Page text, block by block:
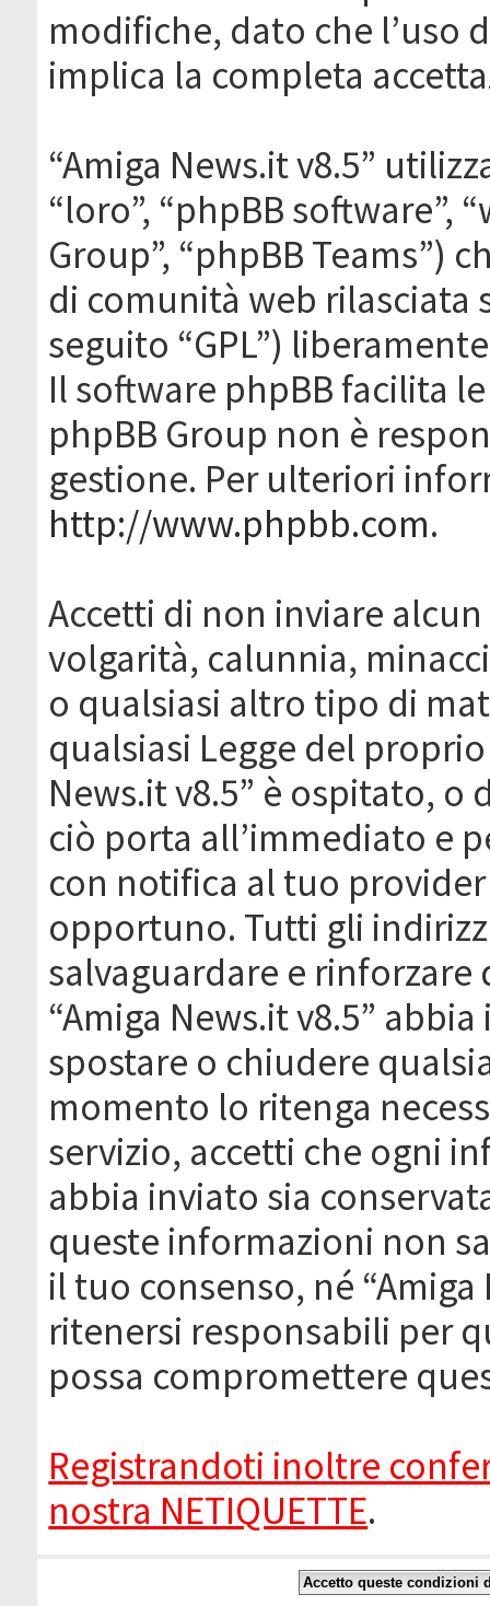
modifiche, dato che l’uso
implica la completa
“Amiga News.it v8.5”
“loro”, “phpBB software”,
Group”, “phpBB Teams”)
di comunità web rilasciata
seguito “GPL”)
Il software phpBB facilita
phpBB Group non è
gestione. Per ulteriori
http://www.phpbb.com.
Accetti di non inviare
volgarità, calunnia,
o qualsiasi altro tipo di
qualsiasi Legge del
News.it v8.5” è ospitato, o
ciò porta all’immediato e
con notifica al tuo
opportuno. Tutti gli
salvaguardare e
“Amiga News.it v8.5”
spostare o chiudere
momento lo ritenga
servizio, accetti che ogni
abbia inviato sia
queste informazioni non
il tuo consenso, né
ritenersi responsabili per
possa compromettere
Registrandoti inoltre
nostra NETIQUETTE.